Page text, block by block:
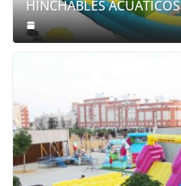
HINCHABLES ACUÁTICOS